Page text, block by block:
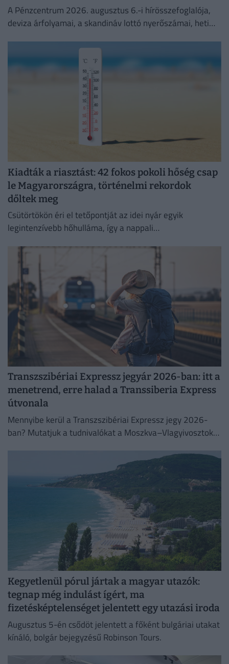
A Pénzcentrum 2026. augusztus 6.-i hírösszefoglalója,
deviza árfolyamai, a skandináv lottó nyerőszámai, heti
Kiadták a riasztást: 42 fokos pokoli hőség csap
le Magyarországra, történelmi rekordok
dőltek meg
Csütörtökön éri el tetőpontját az idei nyár egyik
legintenzívebb hőhulláma, így a nappali
Transzszibériai Expressz jegyár 2026-ban: itt a
menetrend, erre halad a Transsiberia Express
útvonala
Mennyibe kerül a Transzszibériai Expressz jegy 2026-
ban? Mutatjuk a tudnivalókat a Moszkva–Vlagyivosztok
Kegyetlenül pórul jártak a magyar utazók:
tegnap még indulást ígért, ma
fizetésképtelenséget jelentett egy utazási iroda
Augusztus 5-én csődöt jelentett a főként bulgáriai utakat
kínáló, bolgár bejegyzésű Robinson Tours.